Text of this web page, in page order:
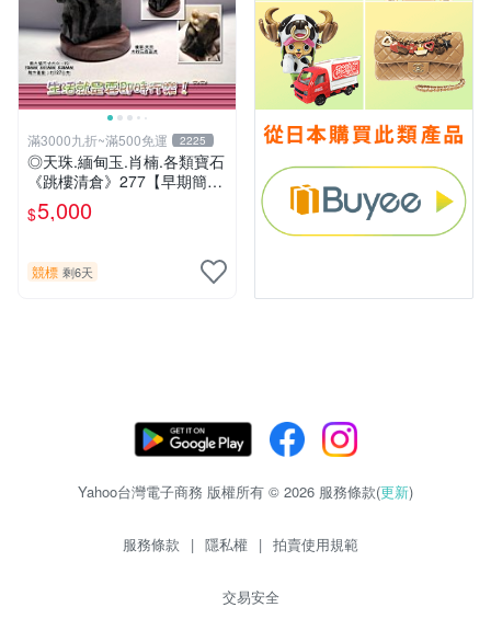
滿3000九折~滿500免運 2225
◎天珠.緬甸玉.肖楠.各類寶石
《跳樓清倉》277【早期簡易
創作.都蘭天然年糕玉﹝粿仔
料﹞〝纏綿〞】
$5,000
競標 剩6天
Yahoo台灣電子商務 版權所有 © 2026 服務條款(更新)
服務條款 | 隱私權 | 拍賣使用規範
交易安全